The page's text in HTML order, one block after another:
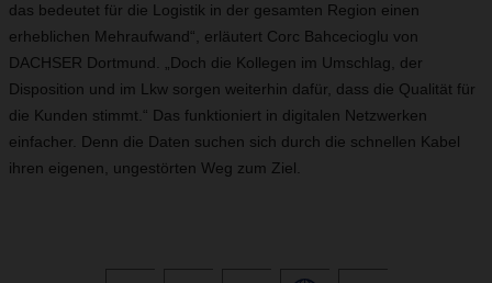
das bedeutet für die Logistik in der gesamten Region einen
erheblichen Mehraufwand“, erläutert Corc Bahcecioglu von
DACHSER Dortmund. „Doch die Kollegen im Umschlag, der
Disposition und im Lkw sorgen weiterhin dafür, dass die Qualität für
die Kunden stimmt.“ Das funktioniert in digitalen Netzwerken
einfacher. Denn die Daten suchen sich durch die schnellen Kabel
ihren eigenen, ungestörten Weg zum Ziel.